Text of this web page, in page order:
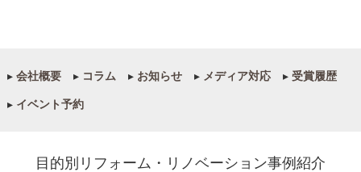
▸会社概要 ▸コラム ▸お知らせ ▸メディア対応 ▸受賞履歴
▸イベント予約
目的別リフォーム・リノベーション事例紹介